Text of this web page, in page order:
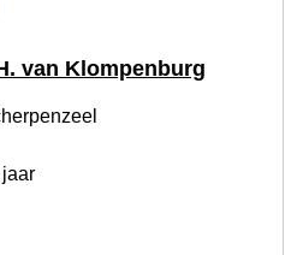
van Klompenburg